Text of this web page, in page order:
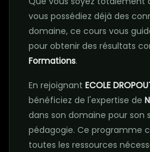
vous possédiez déjà des
domaine, ce cours vous
pour obtenir des résultats
Formations.
En rejoignant ECOLE
bénéficiez de l'expertise de
dans son domaine pour son
pédagogie. Ce programme
toutes les ressources